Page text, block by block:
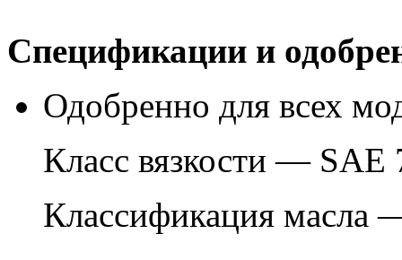
Спецификации и
Одобренно для всех
Класс вязкости — SAE
Классификация масла